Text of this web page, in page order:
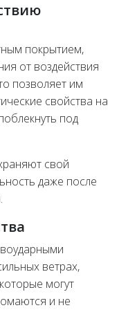
покрытием,
от воздействия
позволяет им
свойства на
под
свой
даже после
ветрах,
могут
и не